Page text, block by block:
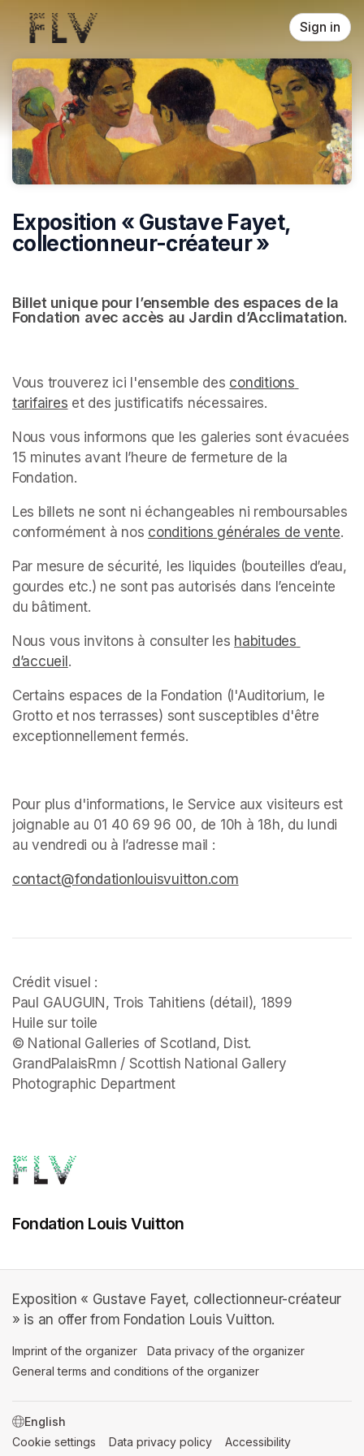
Skip header
Sign in
Exposition « Gustave Fayet,
collectionneur-créateur »
Billet unique pour l’ensemble des espaces de la
Fondation avec accès au Jardin d’Acclimatation.
Vous trouverez ici l'ensemble des conditions
tarifaires (opens in a new tab)
et des justificatifs nécessaires.
Nous vous informons que les galeries sont évacuées
15 minutes avant l’heure de fermeture de la
Fondation.
Les billets ne sont ni échangeables ni remboursables
conformément à nos conditions générales de vente.
Par mesure de sécurité, les liquides (bouteilles d’eau,
gourdes etc.) ne sont pas autorisés dans l’enceinte
du bâtiment.
Nous vous invitons à consulter les habitudes
d’accueil(opens in a new tab)
.
Certains espaces de la Fondation (l'Auditorium, le
Grotto et nos terrasses) sont susceptibles d'être
exceptionnellement fermés. ﻿
Pour plus d'informations, le Service aux visiteurs est
joignable au 01 40 69 96 00, de 10h à 18h, du lundi
au vendredi ou à l’adresse mail :
(opens in a new tab)
(opens in a new tab)
contact@fondationlouisvuitton.com
Crédit visuel :
Paul GAUGUIN, Trois Tahitiens (détail), 1899
Huile sur toile
© National Galleries of Scotland, Dist.
GrandPalaisRmn / Scottish National Gallery
Photographic Department
Fondation Louis Vuitton
Exposition « Gustave Fayet, collectionneur-créateur
» is an offer from Fondation Louis Vuitton.
Imprint of the organizer (opens in a new tab)
Data privacy of the organizer
General terms and conditions of the organizer
SWITCH LANGUAGE
Cookie settings (opens in a new tab)
Data privacy policy (opens in a new tab)
Accessibility